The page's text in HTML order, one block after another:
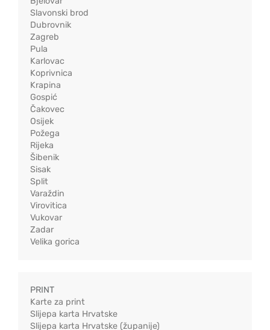
Slavonski brod
Dubrovnik
Zagreb
Pula
Karlovac
Koprivnica
Krapina
Gospić
Čakovec
Osijek
Požega
Rijeka
Šibenik
Sisak
Split
Varaždin
Virovitica
Vukovar
Zadar
Velika gorica
PRINT
Karte za print
Slijepa karta Hrvatske
Slijepa karta Hrvatske (županije)